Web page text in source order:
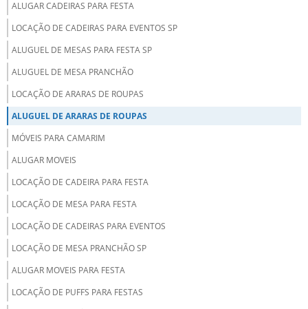
ALUGAR CADEIRAS PARA FESTA
LOCAÇÃO DE CADEIRAS PARA EVENTOS SP
ALUGUEL DE MESAS PARA FESTA SP
ALUGUEL DE MESA PRANCHÃO
LOCAÇÃO DE ARARAS DE ROUPAS
ALUGUEL DE ARARAS DE ROUPAS
MÓVEIS PARA CAMARIM
ALUGAR MOVEIS
LOCAÇÃO DE CADEIRA PARA FESTA
LOCAÇÃO DE MESA PARA FESTA
LOCAÇÃO DE CADEIRAS PARA EVENTOS
LOCAÇÃO DE MESA PRANCHÃO SP
ALUGAR MOVEIS PARA FESTA
LOCAÇÃO DE PUFFS PARA FESTAS